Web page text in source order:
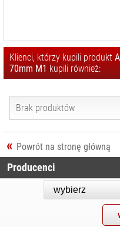
Klienci, którzy kupili produkt
70mm M1 kupili również:
Brak produktów
Powrót na stronę główną
Producenci